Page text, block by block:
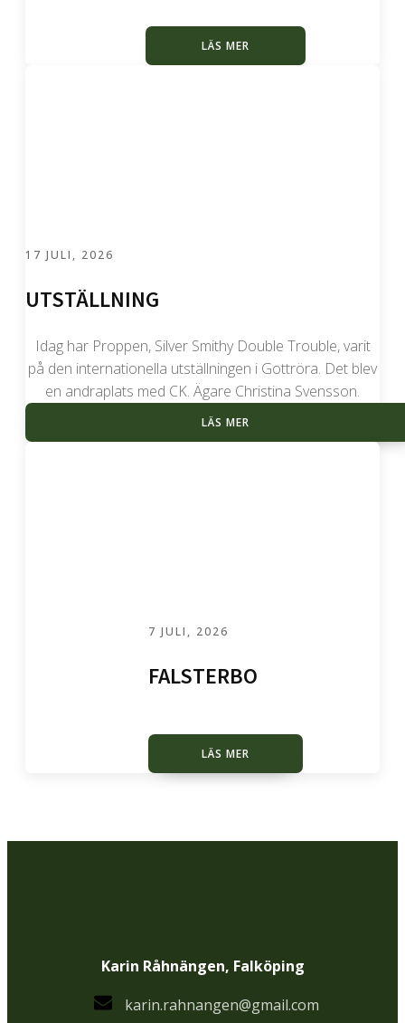
LÄS MER
17 JULI, 2026
UTSTÄLLNING
Idag har Proppen, Silver Smithy Double Trouble, varit
på den internationella utställningen i Gottröra. Det blev
en andraplats med CK. Ägare Christina Svensson.
LÄS MER
7 JULI, 2026
FALSTERBO
LÄS MER
Karin Råhnängen, Falköping
karin.rahnangen@gmail.com